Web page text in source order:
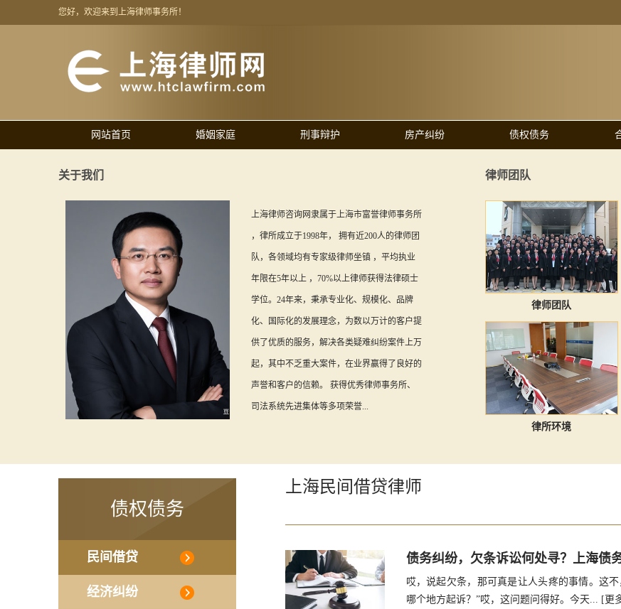
您好，欢迎来到上海律师事务所！
网站首页 婚姻家庭 刑事辩护 房产纠纷 债权债务
关于我们
上海律师咨询网隶属于上海市富誉律师事务所
，律所成立于1998年， 拥有近200人的律师团
队，各领域均有专家级律师坐镇 ，平均执业
年限在5年以上 ，70%以上律师获得法律硕士
学位。24年来，秉承专业化、规模化、品牌
化、国际化的发展理念，为数以万计的客户提
供了优质的服务，解决各类疑难纠纷案件上万
起，其中不乏重大案件，在业界赢得了良好的
声誉和客户的信赖。 获得优秀律师事务所、
司法系统先进集体等多项荣誉...
律师团队
律师团队
律所环境
债权债务
民间借贷
经济纠纷
上海民间借贷律师
债务纠纷，欠条诉讼何处寻？上海债
哎，说起欠条，那可真是让人头疼的事情。这
哪个地方起诉？”哎，这问题问得好。今天... [更